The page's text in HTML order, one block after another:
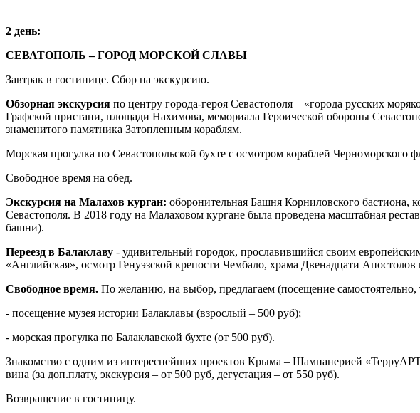
2 день:
СЕВАТОПОЛЬ – ГОРОД МОРСКОЙ СЛАВЫ
Завтрак в гостинице. Сбор на экскурсию.
Обзорная экскурсия по центру города-героя Севастополя – «города русских
Графской пристани, площади Нахимова, мемориала Героической обороны
знаменитого памятника Затопленным кораблям.
Морская прогулка по Севастопольской бухте с осмотром кораблей
Свободное время на обед.
Экскурсия на Малахов курган: оборонительная Башня Корниловского
Севастополя. В 2018 году на Малаховом кургане была проведена масштабная
башни).
Переезд в Балаклаву - удивительный городок, прославившийся своим
«Английская», осмотр Генуэзской крепости Чембало, храма Двенадцати
Свободное время. По желанию, на выбор, предлагаем (посещение самостоятельно,
- посещение музея истории Балаклавы (взрослый – 500 руб);
- морская прогулка по Балаклавской бухте (от 500 руб).
Знакомство с одним из интереснейших проектов Крыма – Шампанерией
вина (за доп.плату, экскурсия – от 500 руб, дегустация – от 550 руб).
Возвращение в гостиницу.